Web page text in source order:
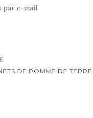
par e-mail.
DE POMME DE